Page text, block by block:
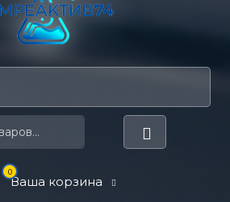
0
Ваша корзина